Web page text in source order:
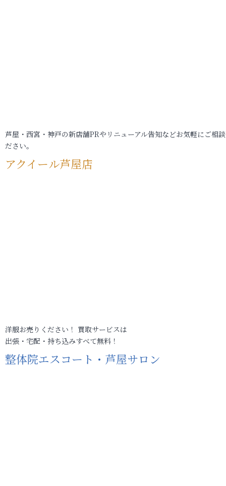
芦屋・西宮・神戸の新店舗PRやリニューアル告知などお気軽にご相
ださい。
アクイール芦屋店
洋服お売りください！ 買取サービスは
出張・宅配・持ち込みすべて無料！
整体院エスコート・芦屋サロン